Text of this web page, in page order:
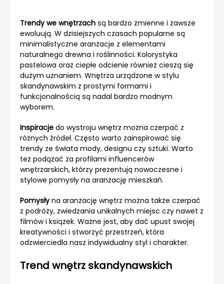
Trendy we wnętrzach są bardzo zmienne i zawsze
ewoluują. W dzisiejszych czasach popularne są
minimalistyczne aranżacje z elementami
naturalnego drewna i roślinności. Kolorystyka
pastelowa oraz ciepłe odcienie również cieszą się
dużym uznaniem. Wnętrza urządzone w stylu
skandynawskim z prostymi formami i
funkcjonalnością są nadal bardzo modnym
wyborem.
Inspiracje do wystroju wnętrz można czerpać z
różnych źródeł. Często warto zainspirować się
trendy ze świata mody, designu czy sztuki. Warto
też podążać za profilami influencerów
wnętrzarskich, którzy prezentują nowoczesne i
stylowe pomysły na aranżację mieszkań.
Pomysłyna aranżację wnętrz można także czerpać
z podróży, zwiedzania unikalnych miejsc czy nawet z
filmów i książek. Ważne jest, aby dać upust swojej
kreatywności i stworzyć przestrzeń, która
odzwierciedla nasz indywidualny styl i charakter.
Trend wnętrz skandynawskich